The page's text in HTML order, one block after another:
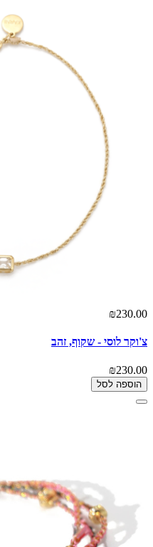
₪230.00
צ'וקר לוסי - שקוף, זהב
₪230.00
הוספה לסל